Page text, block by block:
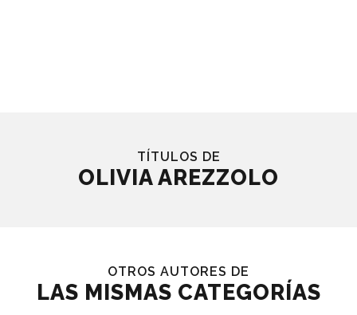
TÍTULOS DE
OLIVIA AREZZOLO
OTROS AUTORES DE
LAS MISMAS CATEGORÍAS